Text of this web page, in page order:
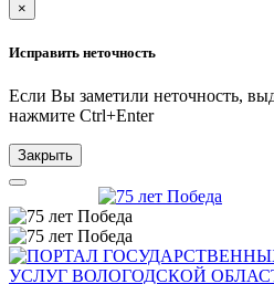
×
Исправить неточность
Если Вы заметили неточность,
нажмите Ctrl+Enter
Закрыть